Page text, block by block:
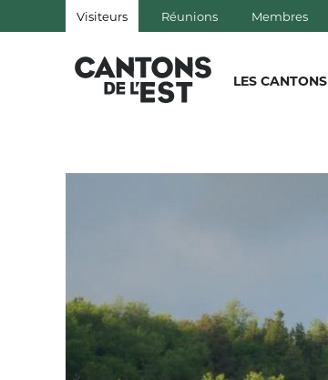
Visiteurs Réunions Membres
LES CANTONS